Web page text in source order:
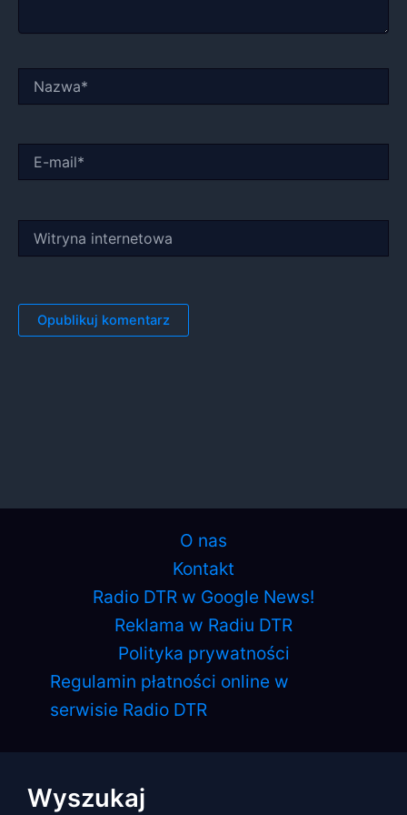
mail*
internetowa
O nas
Kontakt
Radio DTR w Google News!
Reklama w Radiu DTR
Polityka prywatności
Regulamin płatności online w
serwisie Radio DTR
Wyszukaj